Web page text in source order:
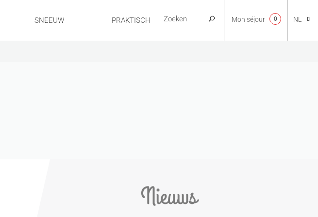
SNEEUW PRAKTISCH NL
Mon séjour 0
Nieuws